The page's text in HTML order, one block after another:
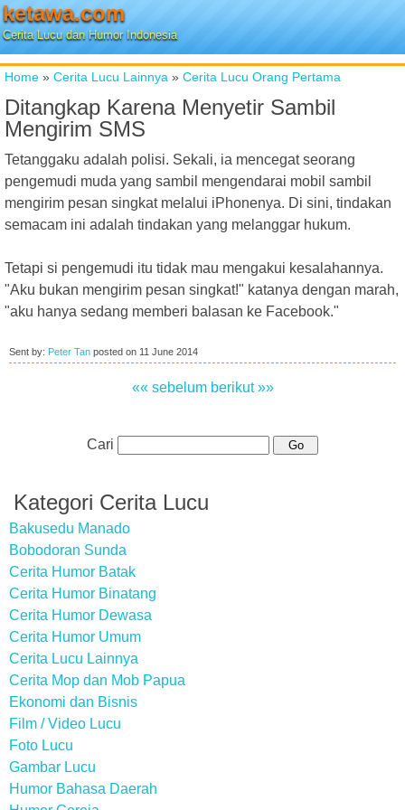
ketawa.com
Cerita Lucu dan Humor Indonesia
Home » Cerita Lucu Lainnya » Cerita Lucu Orang Pertama
Ditangkap Karena Menyetir Sambil
Mengirim SMS
Tetanggaku adalah polisi. Sekali, ia mencegat seorang
pengemudi muda yang sambil mengendarai mobil sambil
mengirim pesan singkat melalui iPhonenya. Di sini, tindakan
semacam ini adalah tindakan yang melanggar hukum.
Tetapi si pengemudi itu tidak mau mengakui kesalahannya.
"Aku bukan mengirim pesan singkat!" katanya dengan marah,
"aku hanya sedang memberi balasan ke Facebook."
Sent by: Peter Tan posted on 11 June 2014
«« sebelum berikut »»
Cari
Kategori Cerita Lucu
Bakusedu Manado
Bobodoran Sunda
Cerita Humor Batak
Cerita Humor Binatang
Cerita Humor Dewasa
Cerita Humor Umum
Cerita Lucu Lainnya
Cerita Mop dan Mob Papua
Ekonomi dan Bisnis
Film / Video Lucu
Foto Lucu
Gambar Lucu
Humor Bahasa Daerah